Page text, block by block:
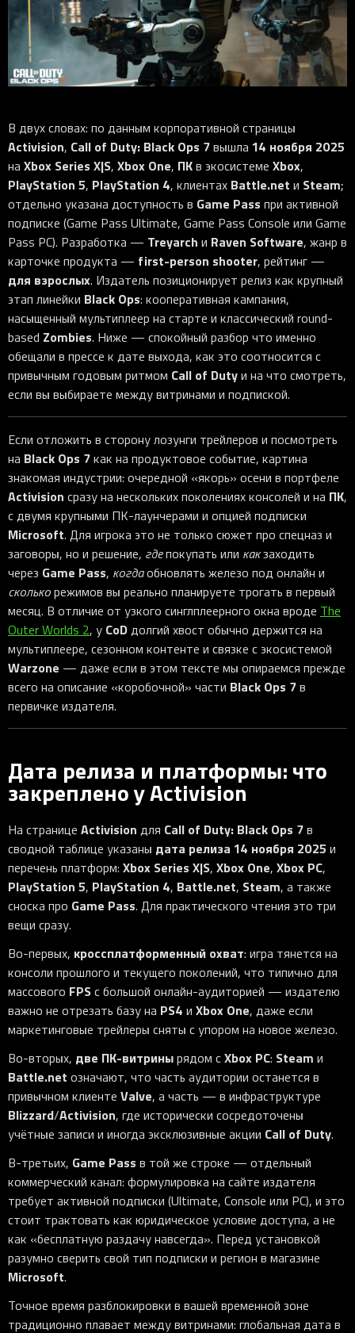
Рюкзаки
Аксессуары
Новинки
Pro Click
Аксессуары для мышей
Игровые мыши
Tartarus
Аксессуары для клавиатур
Все клавиатуры
Hammerhead
Аксессуары для аудио
Все аудио для ПК
Wireless Control Pod
Kraken Kitty
Kiyo
Контроллеры
Освещение
Все устройства
Goliathus
Firefly
HyperFlux V2
Strider
Gigantus
Pro Glide
Pro Click V2
Pro Click V2 Vertical
Pro Type Ergo
Pro Type
Аксессуары
Коллаборации
Софт
Synapse 4
Chroma™ RGB
THX Spatial
7.1 Sound
Synapse 2 Legacy
Virtual Ring Light
Razer Axon
Streamer Companion App
Cortex
iOS-приложения
Киберспорт
Игровые ивенты
В двух словах: по данным корпоративной страницы
Activision, Call of Duty: Black Ops 7вышла 14 ноября 2025
на Xbox Series X|S, Xbox One, ПКв экосистеме Xbox,
PlayStation 5, PlayStation 4, клиентах Battle.net и Steam;
отдельно указана доступность в Game Pass при активной
подписке (Game Pass Ultimate, Game Pass Console или Game
Pass PC). Разработка — Treyarch и Raven Software, жанр в
карточке продукта — first-person shooter, рейтинг —
для взрослых. Издатель позиционирует релиз как крупный
этап линейки Black Ops: кооперативная кампания,
насыщенный мультиплеер на старте и классический round-
based Zombies. Ниже — спокойный разбор что именно
обещали в прессе к дате выхода, как это соотносится с
привычным годовым ритмом Call of Dutyи на что смотреть,
если вы выбираете между витринами и подпиской.
Если отложить в сторону лозунги трейлеров и посмотреть
на Black Ops 7как на продуктовое событие, картина
знакомая индустрии: очередной «якорь» осени в портфеле
Activision сразу на нескольких поколениях консолей и на ПК,
с двумя крупными ПК-лаунчерами и опцией подписки
Microsoft. Для игрока это не только сюжет про спецназ и
заговоры, но и решение, гдепокупать или какзаходить
через Game Pass, когдаобновлять железо под онлайн и
сколькорежимов вы реально планируете трогать в первый
месяц. В отличие от узкого синглплеерного окна вроде The
Outer Worlds 2, у CoDдолгий хвост обычно держится на
мультиплеере, сезонном контенте и связке с экосистемой
Warzone — даже если в этом тексте мы опираемся прежде
всего на описание «коробочной» части Black Ops 7в
первичке издателя.
Дата релиза и платформы: что
закреплено у Activision
На странице Activision для Call of Duty: Black Ops 7в
сводной таблице указаны дата релиза 14 ноября 2025 и
перечень платформ: Xbox Series X|S, Xbox One, Xbox PC,
PlayStation 5, PlayStation 4, Battle.net, Steam, а также
сноска про Game Pass. Для практического чтения это три
вещи сразу.
Во-первых, кроссплатформенный охват: игра тянется на
консоли прошлого и текущего поколений, что типично для
массового FPSс большой онлайн-аудиторией — издателю
важно не отрезать базу на PS4 и Xbox One, даже если
маркетинговые трейлеры сняты с упором на новое железо.
Во-вторых, две ПК-витринырядом сXbox PC: Steam и
Battle.net означают, что часть аудитории останется в
привычном клиенте Valve, а часть — в инфраструктуре
Blizzard/Activision, где исторически сосредоточены
учётные записи и иногда эксклюзивные акции Call of Duty.
В-третьих, Game Pass в той же строке — отдельный
коммерческий канал: формулировка на сайте издателя
требует активной подписки (Ultimate, Console или PC), и это
стоит трактовать как юридическое условие доступа, а не
как «бесплатную раздачу навсегда». Перед установкой
разумно сверить свой тип подписки и регион в магазине
Microsoft.
Точное время разблокировки в вашей временной зоне
традиционно плавает между витринами: глобальная дата в